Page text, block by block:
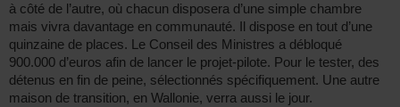
à côté de l’autre, où chacun disposera d’une simple chambre
mais vivra davantage en communauté. Il dispose en tout d’une
quinzaine de places. Le Conseil des Ministres a débloqué
900.000 d’euros afin de lancer le projet-pilote. Pour le tester, des
détenus en fin de peine, sélectionnés spécifiquement. Une autre
maison de transition, en Wallonie, verra aussi le jour.